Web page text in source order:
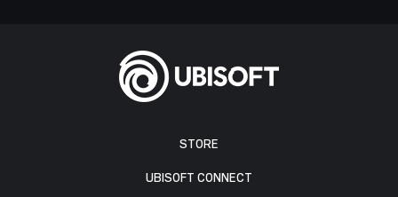
STORE
UBISOFT CONNECT